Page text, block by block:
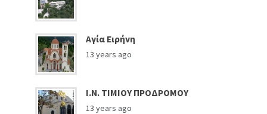
Αγία Ειρήνη
13 years ago
Ι.Ν. ΤΙΜΙΟΥ ΠΡΟΔΡΟΜΟΥ
13 years ago